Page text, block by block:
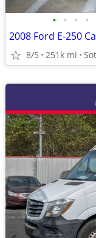
• • • •
2008 Ford E-250
8/5 251k mi